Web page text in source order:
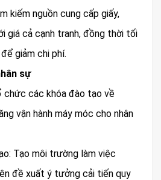
kiếm nguồn cung cấp giấy,
giá cả cạnh tranh, đồng thời tối
giảm chi phí.
sự
chức các khóa đào tạo về
vận hành máy móc cho nhân
Tạo môi trường làm việc
đề xuất ý tưởng cải tiến quy